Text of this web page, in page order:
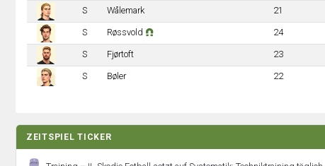
S Wålemark 21
S Røssvold 24
S Fjørtoft 23
S Bøler 22
ZEITSPIEL TICKER